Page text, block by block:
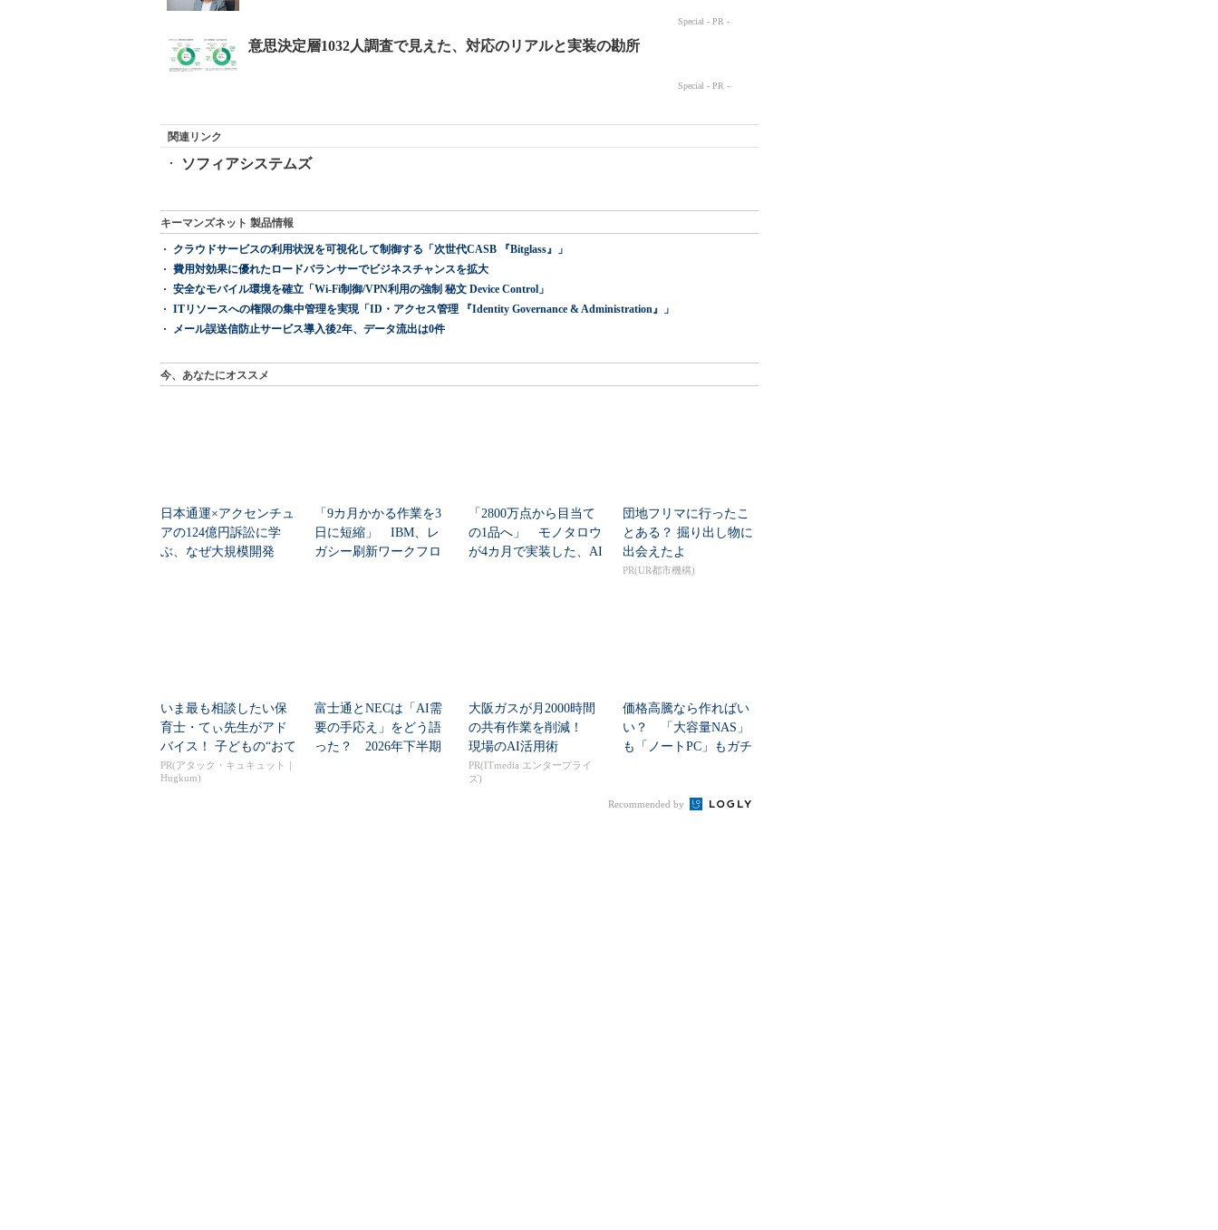
関連リンク
ソフィアシステムズ
キーマンズネット 製品情報
クラウドサービスの利用状況を可視化して制御する「次世代CASB 『Bitglass』」
費用対効果に優れたロードバランサーでビジネスチャンスを拡大
安全なモバイル環境を確立「Wi-Fi制御/VPN利用の強制 秘文 Device Control」
ITリソースへの権限の集中管理を実現「ID・アクセス管理 『Identity Governance & Administration』」
メール誤送信防止サービス導入後2年、データ流出は0件
今、あなたにオススメ
日本通運×アクセンチュ
アの124億円訴訟に学
ぶ、なぜ大規模開発
「9カ月かかる作業を3
日に短縮」 IBM、レ
ガシー刷新ワークフロ
「2800万点から目当て
の1品へ」 モノタロウ
が4カ月で実装した、AI
団地フリマに行ったこ
とある？ 掘り出し物に
出会えたよ
PR(UR都市機構)
いま最も相談したい保
育士・てぃ先生がアド
バイス！ 子どもの“おて
つだい”に、どん...
PR(アタック・キュキュット｜
Hugkum)
富士通とNECは「AI需
要の手応え」をどう語
った？ 2026年下半期
大阪ガスが月2000時間
の共有作業を削減！
現場のAI活用術
PR(ITmedia エンタープライ
ズ)
価格高騰なら作ればい
い？ 「大容量NAS」
も「ノートPC」もガチ
Recommended by